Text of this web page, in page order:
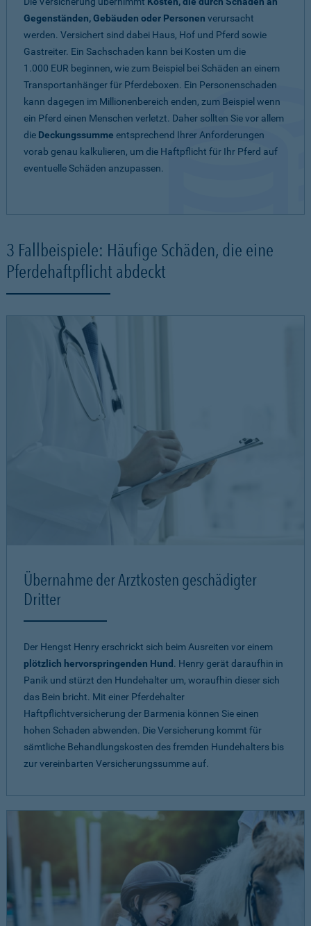
Gegenständen, Gebäuden oder Personen verursacht
werden. Versichert sind dabei Haus, Hof und Pferd sowie
Gastreiter. Ein Sachschaden kann bei Kosten um die
1.000 EUR beginnen, wie zum Beispiel bei Schäden an einem
Transportanhänger für Pferdeboxen. Ein Personenschaden
kann dagegen im Millionenbereich enden, zum Beispiel wenn
ein Pferd einen Menschen verletzt. Daher sollten Sie vor allem
die Deckungssumme entsprechend Ihrer Anforderungen
vorab genau kalkulieren, um die Haftpflicht für Ihr Pferd auf
eventuelle Schäden anzupassen.
3 Fallbeispiele: Häufige Schäden, die eine
Pferdehaftpflicht abdeckt
Übernahme der Arztkosten geschädigter
Dritter
Der Hengst Henry erschrickt sich beim Ausreiten vor einem
plötzlich hervorspringenden Hund . Henry gerät daraufhin in
Panik und stürzt den Hundehalter um, woraufhin dieser sich
das Bein bricht. Mit einer Pferdehalter
Haftpflichtversicherung der Barmenia können Sie einen
hohen Schaden abwenden. Die Versicherung kommt für
sämtliche Behandlungskosten des fremden Hundehalters bis
zur vereinbarten Versicherungssumme auf.